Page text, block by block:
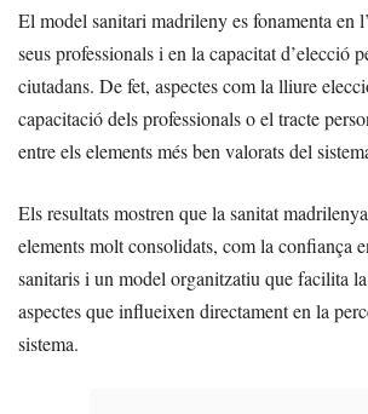
El model sanitari madrileny es fonamenta en
seus professionals i en la capacitat d’elecció
ciutadans. De fet, aspectes com la lliure
capacitació dels professionals o el tracte
entre els elements més ben valorats del
Els resultats mostren que la sanitat
elements molt consolidats, com la confiança
sanitaris i un model organitzatiu que facilita
aspectes que influeixen directament en la
sistema.